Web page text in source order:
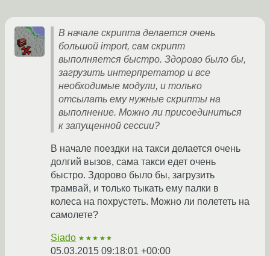
В начале скрипта делается очень
большой import, сам скрипт
выполняется быстро. Здорово было бы,
загрузить интерпретатор и все
необходимые модули, и только
отсылать ему нужные скрипты на
выполнение. Можно ли присоединиться
к запущенной сессии?
В начале поездки на такси делается очень
долгий вызов, сама такси едет очень
быстро. Здорово было бы, загрузить
трамвай, и только тыкать ему палки в
колеса на похрустеть. Можно ли полететь на
самолете?
Siado ★★★★★
05.03.2015 09:18:01 +00:00